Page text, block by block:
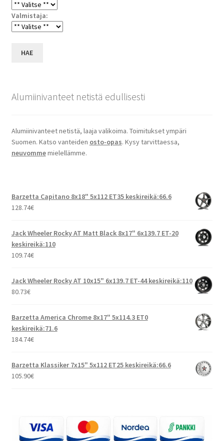
Valmistaja:
HAE
Alumiinivanteet netistä edullisesti
Alumiinivanteet netistä, laaja valikoima. Toimitukset ympäri
Suomen. Katso vanteiden osto-opas. Kysy tarvittaessa,
neuvommemielellämme.
Barzetta Capitano 8x18" 5x112 ET35 keskireikä:66.6
128.74€
Jack Wheeler Rocky AT Matt Black 8x17" 6x139.7 ET-20
keskireikä:110
109.74€
Jack Wheeler Rocky AT 10x15" 6x139.7 ET-44 keskireikä:110
80.73€
Barzetta America Chrome 8x17" 5x114.3 ET0
keskireikä:71.6
184.74€
Barzetta Klassiker 7x15" 5x112 ET25 keskireikä:66.6
105.90€